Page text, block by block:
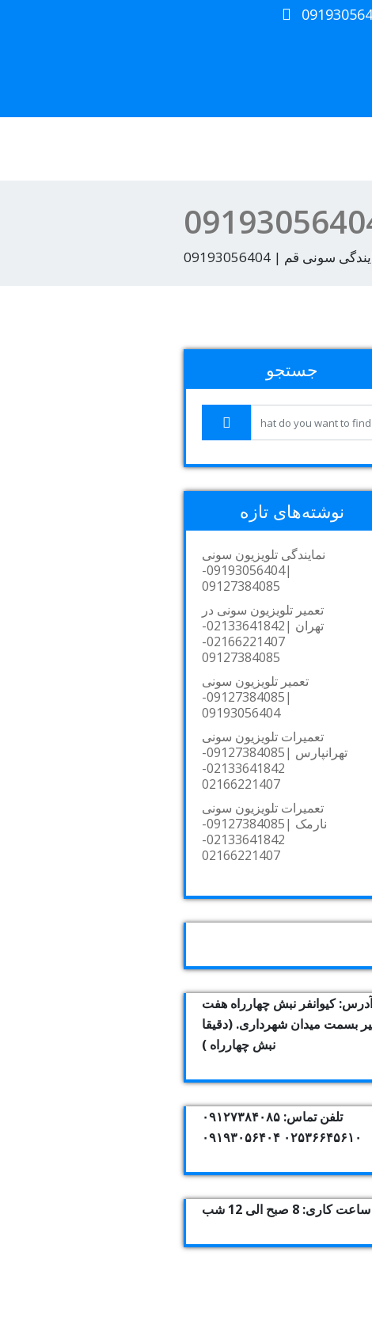
سونی قم | 09193056404
جستجو
نوشته‌های تازه
نمایندگی تلویزیون سونی
|09193056404-
09127384085
تعمیر تلویزیون سونی در
تهران |02133641842-
02166221407-
09127384085
تعمیر تلویزیون سونی
|09127384085-
09193056404
تعمیرات تلویزیون سونی
تهرانپارس |09127384085-
02133641842-
02166221407
تعمیرات تلویزیون سونی
نارمک |09127384085-
02133641842-
02166221407
آدرس: کیوانفر نبش چهارراه هفت
بسمت میدان شهرداری. (دقیقا
نبش چهارراه )
تلفن تماس: ۰۹۱۲۷۳۸۴۰۸۵
۰۲۵۳۶۶۴۵۶۱۰ ۰۹۱۹۳۰۵۶۴۰۴
ساعت کاری: 8 صبح الی 12 شب